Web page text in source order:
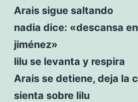
Arais sigue saltando
nadia dice: «descansa
jiménez»
lilu se levanta y respira
Arais se detiene, deja la
sienta sobre lilu